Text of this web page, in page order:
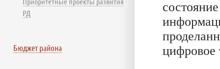
цифровое
РД
Бюджет района